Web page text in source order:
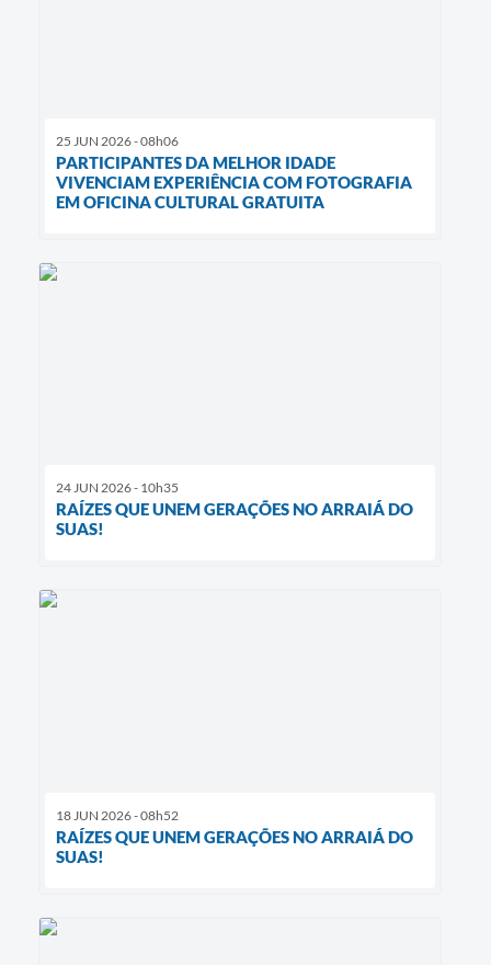
25 JUN 2026 - 08h06
PARTICIPANTES DA MELHOR IDADE
VIVENCIAM EXPERIÊNCIA COM FOTOGRAFIA
EM OFICINA CULTURAL GRATUITA
24 JUN 2026 - 10h35
RAÍZES QUE UNEM GERAÇÕES NO ARRAIÁ DO
SUAS!
18 JUN 2026 - 08h52
RAÍZES QUE UNEM GERAÇÕES NO ARRAIÁ DO
SUAS!